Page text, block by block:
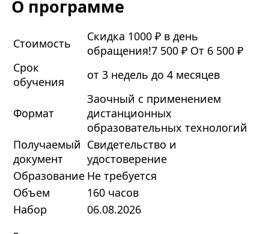
О программе
Стоимость
Скидка 1000 ₽ в день
обращения!7 500 ₽ От 6 500 ₽
Срок
обучения
от 3 недель до 4 месяцев
Формат
Заочный с применением
дистанционных
образовательных технологий
Получаемый
документ
Свидетельство и
удостоверение
Образование Не требуется
Объем
160 часов
Набор
06.08.2026